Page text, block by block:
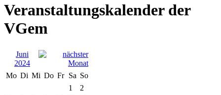
Veranstaltungskalender der
VGem
Juni
2024
Mo Di Mi Do Fr Sa So
1
2